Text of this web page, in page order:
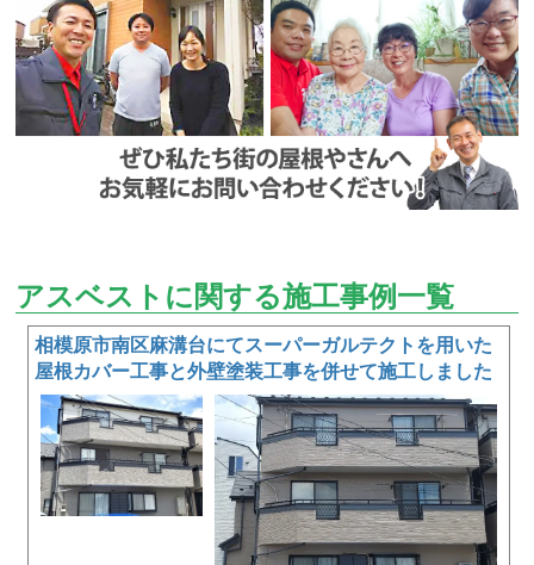
アスベストに関する施工事例一覧
相模原市南区麻溝台にてスーパーガルテクトを用いた
屋根カバー工事と外壁塗装工事を併せて施工しました